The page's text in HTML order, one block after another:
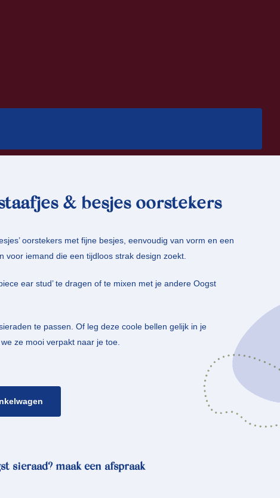
& besjes oorstekers
oorstekers met fijne besjes, eenvoudig van vorm en een
voor iemand die een tijdloos strak design zoekt.
ear stud’ te dragen of te mixen met je andere Oogst
te passen. Of leg deze coole bellen gelijk in je
ze mooi verpakt naar je toe.
sieraad? maak een afspraak